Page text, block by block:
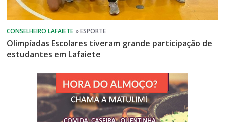
Olimpíadas Escolares tiveram grande participação de
estudantes em Lafaiete